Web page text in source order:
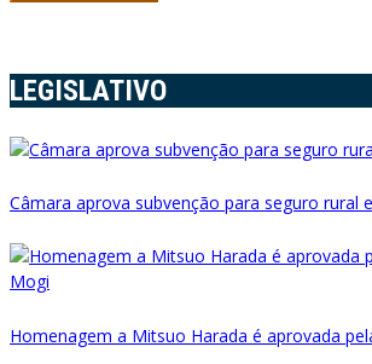
LEGISLATIVO
Câmara aprova subvenção para seguro rural
Homenagem a Mitsuo Harada é aprovada